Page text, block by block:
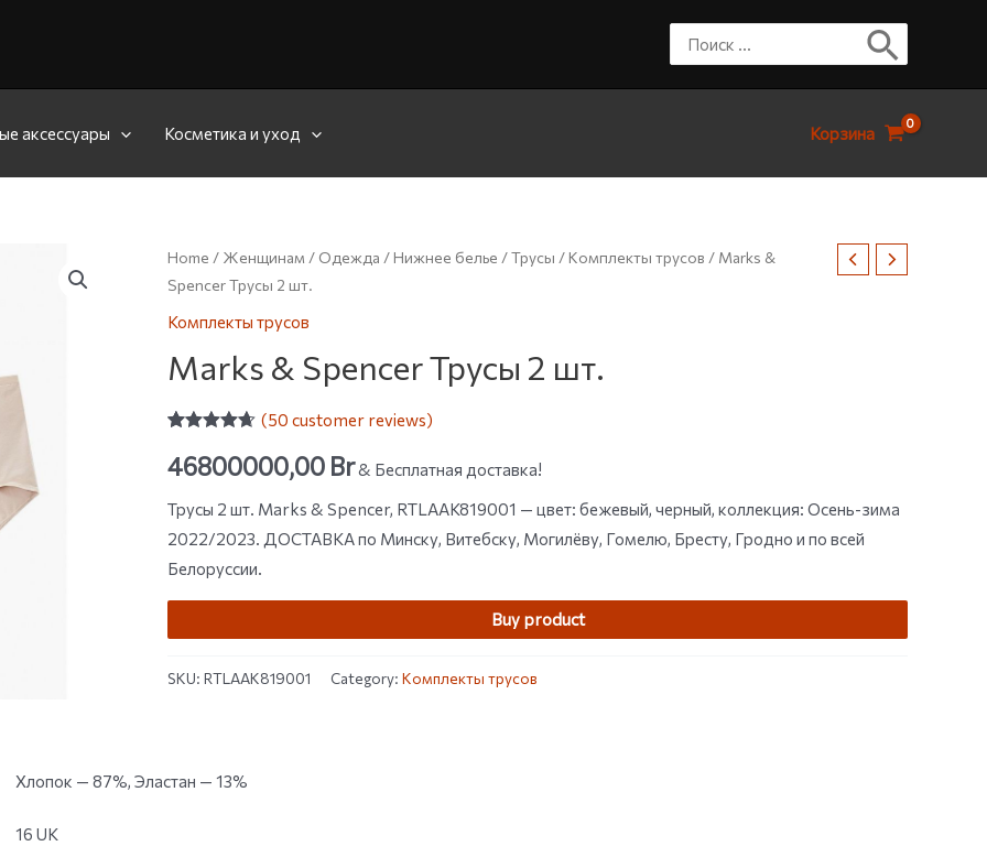
аксессуары Косметика и уход Корзина
Home / Женщинам / Одежда /Нижнее белье /Трусы /Комплекты трусов / Marks &
Spencer Трусы 2 шт.
Комплекты трусов
Marks & Spencer Трусы 2 шт.
out of 5
based on
ratings
(50 customer reviews)
46800000,00 Br& Бесплатная доставка!
Трусы 2 шт. Marks & Spencer, RTLAAK819001 — цвет: бежевый, черный, коллекция: Осень-зима
2022/2023. ДОСТАВКА по Минску, Витебску, Могилёву, Гомелю, Бресту, Гродно и по всей
Белоруссии.
Buy product
SKU: RTLAAK819001 Category: Комплекты трусов
Хлопок — 87%, Эластан — 13%
16 UK